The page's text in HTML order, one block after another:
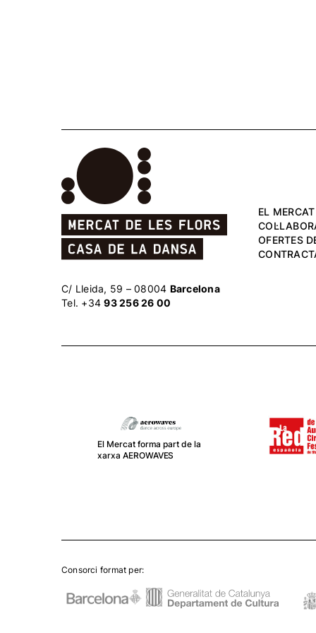
EL MERCAT
OFERTES
C/ Lleida, 59 – 08004 Barcelona
Tel. +3493 256 26 00
El Mercat forma part de la
xarxa AEROWAVES
Consorci format per: